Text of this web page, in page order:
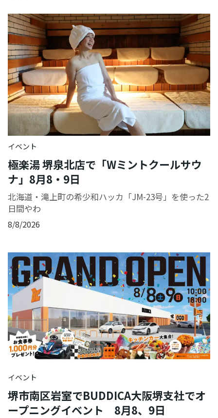
イベント
極楽湯 堺泉北店で「Wミントクールサウ
ナ」8月8・9日
北海道・滝上町の希少和ハッカ「JM-23号」を使った2
日間やわ
8/8/2026
イベント
堺市南区岩室でBUDDICA大阪堺支社でオ
ープニングイベント 8月8、9日